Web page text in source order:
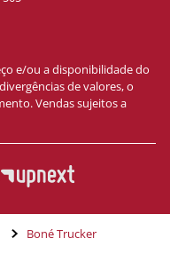
e/ou a disponibilidade do
de valores, o
Vendas sujeitos a
Boné Trucker